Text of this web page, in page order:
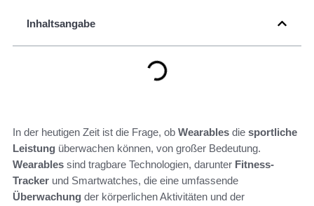
Inhaltsangabe
In der heutigen Zeit ist die Frage, ob Wearables die sportliche
Leistung überwachen können, von großer Bedeutung.
Wearables sind tragbare Technologien, darunter Fitness-
Tracker und Smartwatches, die eine umfassende
Überwachung der körperlichen Aktivitäten und der